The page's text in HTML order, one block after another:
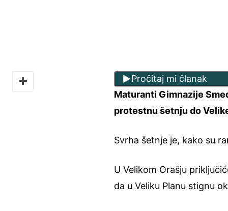
Pročitaj mi članak
Maturanti Gimnazije
protestnu šetnju do
Svrha šetnje je, kako su
U Velikom Orašju
da u Veliku Planu stignu